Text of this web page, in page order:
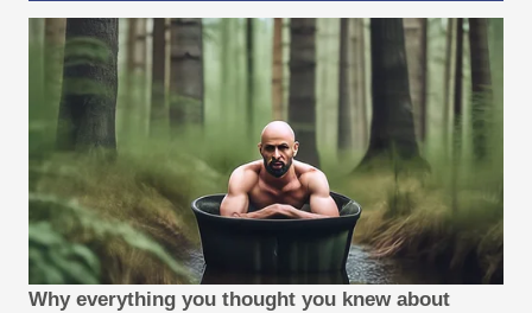
Why everything you thought you knew about